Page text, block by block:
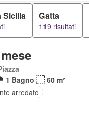
Sicilia Gatta
119 risultati
1 Bagno
60 m²
arredato